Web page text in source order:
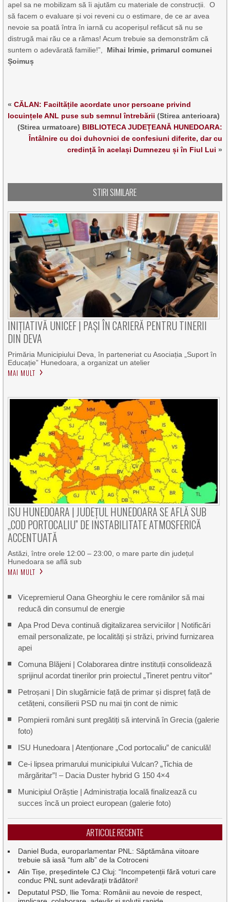
apel sa ne mobilizam să îi ajutăm cu materiale de construcții. O
să facem o evaluare și voi reveni cu o estimare, de ce ar avea
nevoie sa poată întra în iarnă cu acoperișul refăcut să nu se
distrugă mai rău ce a rămas! Acum trebuie sa demonstrăm că
suntem o adevărată familie!”, Mihai Irimie, primarul comunei
Șoimuș
«CĂLAN: Faciltățile acordate unor persoane privind
locuințele ANL puse sub semnul întrebării (Stirea anterioara)
(Stirea urmatoare) BIBLIOTECA JUDEȚEANĂ HUNEDOARA:
Întâlnire cu doi duhovnici de confesiuni diferite, dar cu
credință în același Dumnezeu și în Fiul Lui »
STIRI SIMILARE
INIȚIATIVĂ UNICEF | PAȘI ÎN CARIERĂ PENTRU TINERII
DIN DEVA
Primăria Municipiului Deva, în parteneriat cu Asociația „Suport în
Educație” Hunedoara, a organizat un atelier
MAI MULT
ISU HUNEDOARA | JUDEȚUL HUNEDOARA SE AFLĂ SUB
„COD PORTOCALIU” DE INSTABILITATE ATMOSFERICĂ
ACCENTUATĂ
Astăzi, între orele 12:00 – 23:00, o mare parte din județul
Hunedoara se află sub
MAI MULT
Vicepremierul Oana Gheorghiu le cere românilor să mai
reducă din consumul de energie
Apa Prod Deva continuă digitalizarea serviciilor | Notificări
email personalizate, pe localități și străzi, privind furnizarea
apei
Comuna Blăjeni | Colaborarea dintre instituții consolidează
sprijinul acordat tinerilor prin proiectul „Tineret pentru viitor”
Petroșani | Din slugărnicie față de primar și dispreț față de
cetățeni, consilierii PSD nu mai țin cont de nimic
Pompierii români sunt pregătiți să intervină în Grecia (galerie
foto)
ISU Hunedoara | Atenționare „Cod portocaliu” de caniculă!
Ce-i lipsea primarului municipiului Vulcan? „Tichia de
mărgăritar”! – Dacia Duster hybrid G 150 4×4
Municipiul Orăștie | Administrația locală finalizează cu
succes încă un proiect european (galerie foto)
ARTICOLE RECENTE
Daniel Buda, europarlamentar PNL: Săptămâna viitoare
trebuie să iasă “fum alb” de la Cotroceni
Alin Tișe, președintele CJ Cluj: “Incompetenții fără voturi care
conduc PNL sunt adevărații trădători!
Deputatul PSD, Ilie Toma: Românii au nevoie de respect,